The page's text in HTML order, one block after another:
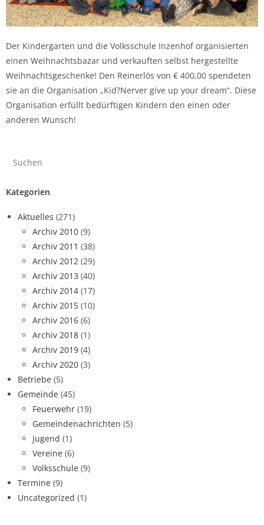
Der Kindergarten und die Volksschule Inzenhof organisierten
einen Weihnachtsbazar und verkauften selbst hergestellte
Weihnachtsgeschenke! Den Reinerlös von € 400,00 spendeten
sie an die Organisation „Kid?Nerver give up your dream“. Diese
Organisation erfüllt bedürftigen Kindern den einen oder
anderen Wunsch!
Kategorien
Aktuelles (271)
Archiv 2010 (9)
Archiv 2011 (38)
Archiv 2012 (29)
Archiv 2013 (40)
Archiv 2014 (17)
Archiv 2015 (10)
Archiv 2016 (6)
Archiv 2018 (1)
Archiv 2019 (4)
Archiv 2020 (3)
Betriebe (5)
Gemeinde (45)
Feuerwehr (19)
Gemeindenachrichten (5)
Jugend (1)
Vereine (6)
Volksschule (9)
Termine (9)
Uncategorized (1)